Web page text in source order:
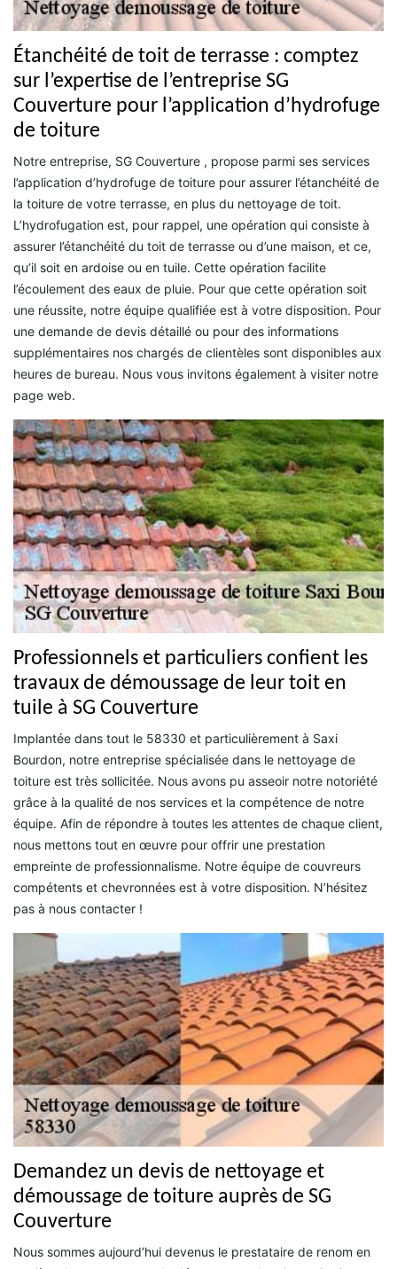
Étanchéité de toit de terrasse : comptez
sur l’expertise de l’entreprise SG
Couverture pour l’application d’hydrofuge
de toiture
Notre entreprise, SG Couverture , propose parmi ses services
l’application d’hydrofuge de toiture pour assurer l’étanchéité de
la toiture de votre terrasse, en plus du nettoyage de toit.
L’hydrofugation est, pour rappel, une opération qui consiste à
assurer l’étanchéité du toit de terrasse ou d’une maison, et ce,
qu’il soit en ardoise ou en tuile. Cette opération facilite
l’écoulement des eaux de pluie. Pour que cette opération soit
une réussite, notre équipe qualifiée est à votre disposition. Pour
une demande de devis détaillé ou pour des informations
supplémentaires nos chargés de clientèles sont disponibles aux
heures de bureau. Nous vous invitons également à visiter notre
page web.
Professionnels et particuliers confient les
travaux de démoussage de leur toit en
tuile à SG Couverture
Implantée dans tout le 58330 et particulièrement à Saxi
Bourdon, notre entreprise spécialisée dans le nettoyage de
toiture est très sollicitée. Nous avons pu asseoir notre notoriété
grâce à la qualité de nos services et la compétence de notre
équipe. Afin de répondre à toutes les attentes de chaque client,
nous mettons tout en œuvre pour offrir une prestation
empreinte de professionnalisme. Notre équipe de couvreurs
compétents et chevronnées est à votre disposition. N’hésitez
pas à nous contacter !
Demandez un devis de nettoyage et
démoussage de toiture auprès de SG
Couverture
Nous sommes aujourd’hui devenus le prestataire de renom en